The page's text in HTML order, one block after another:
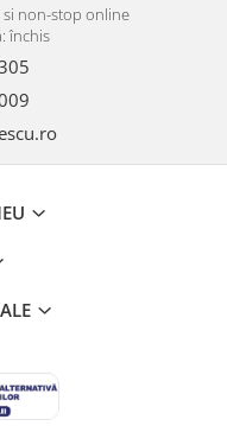
si non-stop online
închis